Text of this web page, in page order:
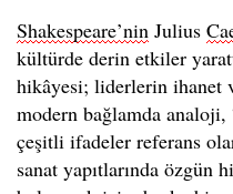
Shakespeare’nin Julius
kültürde derin etkiler
hikâyesi; liderlerin ihanet
modern bağlamda analoji,
çeşitli ifadeler referans
sanat yapıtlarında özgün